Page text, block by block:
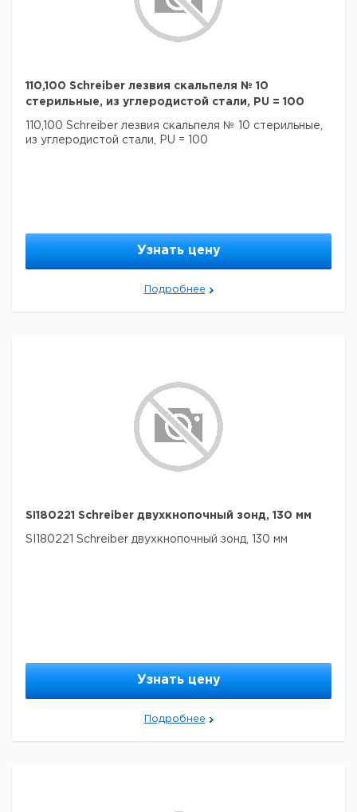
110,100 Schreiber лезвия скальпеля № 10
стерильные, из углеродистой стали, PU = 100
110,100 Schreiber лезвия скальпеля № 10 стерильные,
из углеродистой стали, PU = 100
Узнать цену
Подробнее
SI180221 Schreiber двухкнопочный зонд, 130 мм
SI180221 Schreiber двухкнопочный зонд, 130 мм
Узнать цену
Подробнее